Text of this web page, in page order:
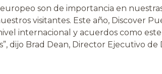
son de importancia en
visitantes. Este año, Discover
internacional y acuerdos como
dijo Brad Dean, Director Ejecutivo de